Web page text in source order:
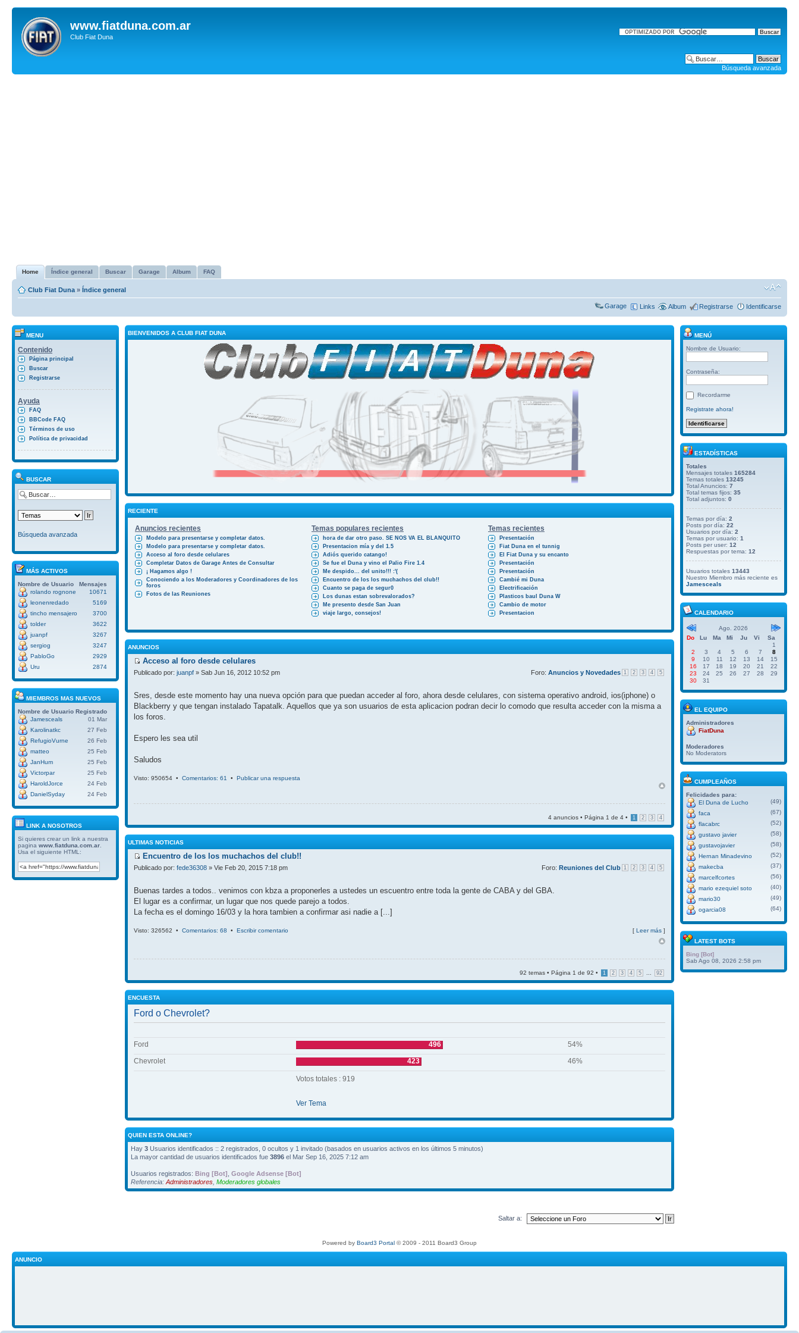
www.fiatduna.com.ar
Club Fiat Duna
Búsqueda avanzada
Home Índice general Buscar Garage Album FAQ
Club Fiat Duna » Índice general
Garage Links Album Registrarse Identificarse
MENU
Contenido
Página principal
Buscar
Registrarse
Ayuda
FAQ
BBCode FAQ
Términos de uso
Política de privacidad
BUSCAR
Búsqueda avanzada
MÁS ACTIVOS
Nombre de Usuario
Mensajes
rolando rognone
10671
leonenredado
5169
tincho mensajero
3700
tolder
3622
juanpf
3267
sergiog
3247
PabloGo
2929
Uru
2874
MIEMBROS MAS NUEVOS
Nombre de Usuario Registrado
Jamesceals
01 Mar
Karolinatkc
27 Feb
RefugioVurne
26 Feb
matteo
25 Feb
JanHum
25 Feb
Victorpar
25 Feb
HaroldJorce
24 Feb
DanielSyday
24 Feb
LINK A NOSOTROS
Si quieres crear un link a nuestra
pagina www.fiatduna.com.ar
Usa el siguiente HTML:
BIENVENIDOS A CLUB FIAT DUNA
RECIENTE
Anuncios recientes Temas populares recientes Temas recientes
Modelo para presentarse y completar datos.
Modelo para presentarse y completar datos.
Acceso al foro desde celulares
Completar Datos de Garage Antes de Consultar
¡ Hagamos algo !
Conociendo a los Moderadores y Coordinadores de los
foros
Fotos de las Reuniones
hora de dar otro paso. SE NOS VA EL BLANQUITO
Presentacion mía y del 1.5
Adiós querido catango!
Se fue el Duna y vino el Palio Fire 1.4
Me despido... del unito!!! :'(
Encuentro de los los muchachos del club!!
Cuanto se paga de segur0
Los dunas estan sobrevalorados?
Me presento desde San Juan
viaje largo, consejos!
Presentación
Fiat Duna en el tunnig
El Fiat Duna y su encanto
Presentación
Presentación
Cambié mi Duna
Electrificación
Plasticos baul Duna W
Cambio de motor
Presentacion
ANUNCIOS
Acceso al foro desde celulares
1 2 3 4 5
Publicado por: juanpf » Sab Jun 16, 2012 10:52 pm Foro: Anuncios y Novedades
Sres, desde este momento hay una nueva opción para que puedan acceder al foro, ahora desde celulares, con sistema operativo android, ios(iphone) o
Blackberry y que tengan instalado Tapatalk. Aquellos que ya son usuarios de esta aplicacion podran decir lo comodo que resulta acceder con la misma a
los foros.
Espero les sea util
Saludos
Visto: 950654 • Comentarios: 61 • Publicar una respuesta
4 anuncios • Página 1 de 4 • 1 2 3 4
ULTIMAS NOTICIAS
Encuentro de los los muchachos del club!!
1 2 3 4 5
Publicado por: fede36308 » Vie Feb 20, 2015 7:18 pm Foro: Reuniones del Club
Buenas tardes a todos.. venimos con kbza a proponerles a ustedes un escuentro entre toda la gente de CABA y del GBA.
El lugar es a confirmar, un lugar que nos quede parejo a todos.
La fecha es el domingo 16/03 y la hora tambien a confirmar asi nadie a [...]
Visto: 326562 • Comentarios: 68 • Escribir comentario [ Leer más ]
92 temas • Página 1 de 92 • 1 2 3 4 5 92
ENCUESTA
Ford o Chevrolet?
Ford 496
54%
Chevrolet
423 46%
Votos totales : 919
Ver Tema
QUIEN ESTA ONLINE?
Hay 3 Usuarios identificados :: 2 registrados, 0 ocultos y 1 invitado (basados en usuarios activos en los últimos 5 minutos)
La mayor cantidad de usuarios identificados fue 3896 el Mar Sep 16, 2025 7:12 am
Usuarios registrados: Bing [Bot] Google Adsense [Bot]
Referencia: Administradores Moderadores globales
Saltar a:
MENÚ
Nombre de Usuario:
Contraseña:
Recordarme
Registrate ahora!
ESTADÍSTICAS
Totales
Mensajes totales 165284
Temas totales 13245
Total Anuncios: 7
Total temas fijos: 35
Total adjuntos: 0
Temas por día: 2
Posts por día: 22
Usuarios por día: 2
Temas por usuario: 1
Posts per user: 12
Respuestas por tema: 12
Usuarios totales 13443
Nuestro Miembro más reciente es
Jamesceals
CALENDARIO
Ago. 2026
Do
Lu Ma Mi Ju Vi
Sa
1
2
3 4 5 6 7
8
9
10 11 12 13 14
15
16
17 18 19 20 21
22
23
24 25 26 27 28
29
30
31
EL EQUIPO
Administradores
FiatDuna
Moderadores
No Moderators
CUMPLEAÑOS
Felicidades para:
El Duna de Lucho
(49)
faca
(67)
flacabrc
(52)
gustavo javier
(58)
gustavojavier
(58)
Hernan Minadevino
(52)
makecba
(37)
marcelfcortes
(56)
mario ezequiel soto
(40)
mario30
(49)
ogarcia08
(64)
LATEST BOTS
Bing [Bot]
Sab Ago 08, 2026 2:58 pm
Powered by Board3 Portal © 2009 - 2011 Board3 Group
ANUNCIO